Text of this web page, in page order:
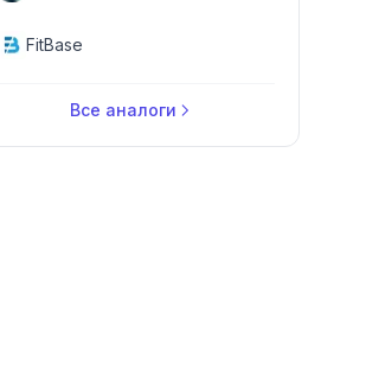
FitBase
Все аналоги